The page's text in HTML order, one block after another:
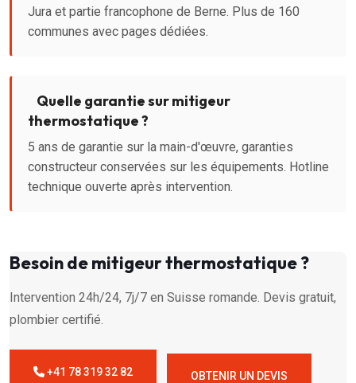
Jura et partie francophone de Berne. Plus de 160
communes avec pages dédiées.
Quelle garantie sur mitigeur
thermostatique ?
5 ans de garantie sur la main-d'œuvre, garanties
constructeur conservées sur les équipements. Hotline
technique ouverte après intervention.
Besoin de mitigeur thermostatique ?
Intervention 24h/24, 7j/7 en Suisse romande. Devis gratuit,
plombier certifié.
+41 78 319 32 82 OBTENIR UN DEVIS